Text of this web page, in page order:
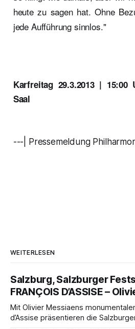
heute zu sagen hat. Ohne
jede Aufführung sinnlos."
Karfreitag 29.3.2013 |
Saal
---| Pressemeldung
WEITERLESEN
Salzburg, Salzburger
FRANÇOIS D’ASSISE –
Mit Olivier Messiaens
d’Assise präsentieren die